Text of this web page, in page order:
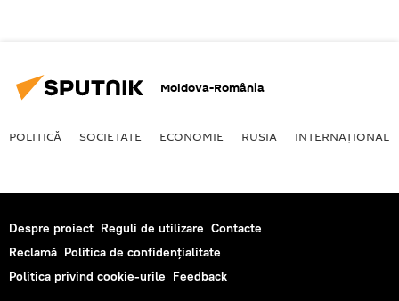
Moldova-România
POLITICĂ SOCIETATE ECONOMIE RUSIA INTERNAŢIONAL
Despre proiect Reguli de utilizare Contacte
Reclamă Politica de confidențialitate
Politica privind cookie-urile Feedback